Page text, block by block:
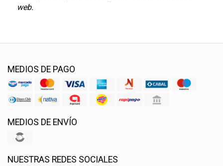
web.
MEDIOS DE PAGO
MEDIOS DE ENVÍO
NUESTRAS REDES SOCIALES